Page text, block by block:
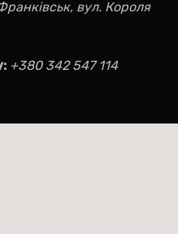
вул. Короля
+380 342 547 114